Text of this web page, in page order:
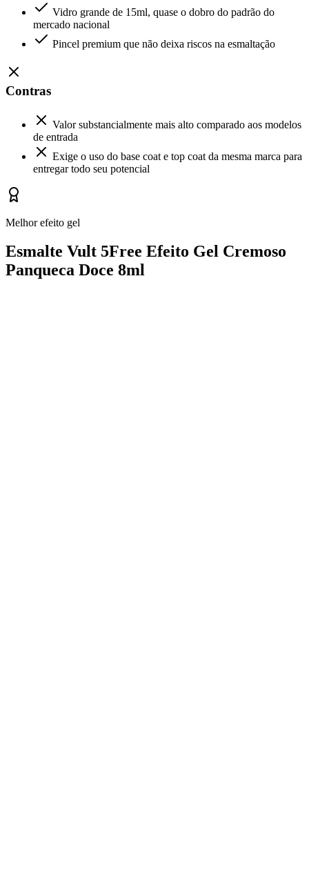
Vidro grande de 15ml, quase o dobro do padrão do
mercado nacional
Pincel premium que não deixa riscos na esmaltação
Contras
Valor substancialmente mais alto comparado aos modelos
de entrada
Exige o uso do base coat e top coat da mesma marca para
entregar todo seu potencial
Melhor efeito gel
Esmalte Vult 5Free Efeito Gel Cremoso
Panqueca Doce 8ml